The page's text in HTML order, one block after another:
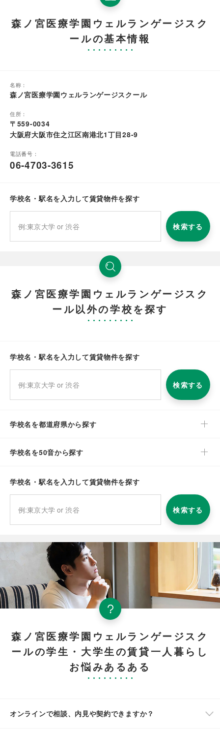
森ノ宮医療学園ウェルランゲージスク
ールの基本情報
名称：
森ノ宮医療学園ウェルランゲージスクール
住所：
〒559-0034
大阪府大阪市住之江区南港北1丁目28-9
電話番号：
06-4703-3615
学校名・駅名を入力して賃貸物件を探す
検索する
森ノ宮医療学園ウェルランゲージスク
ール以外の学校を探す
学校名・駅名を入力して賃貸物件を探す
検索する
学校名を都道府県から探す
学校名を50音から探す
学校名・駅名を入力して賃貸物件を探す
検索する
森ノ宮医療学園ウェルランゲージスク
ールの学生・大学生の賃貸一人暮らし
お悩みあるある
オンラインで相談、内見や契約できますか？